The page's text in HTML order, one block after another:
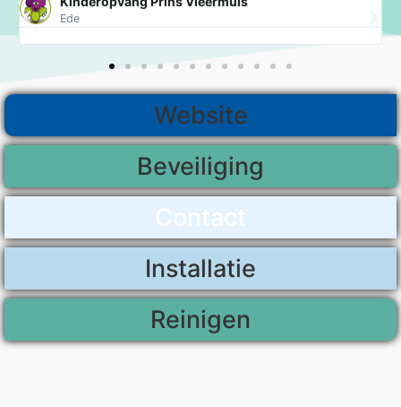
Ede
Website
Beveiliging
Contact
Installatie
Reinigen